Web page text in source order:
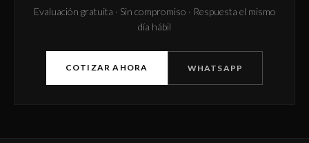
Evaluación gratuita · Sin compromiso · Respuesta el mismo
día hábil
COTIZAR AHORA WHATSAPP